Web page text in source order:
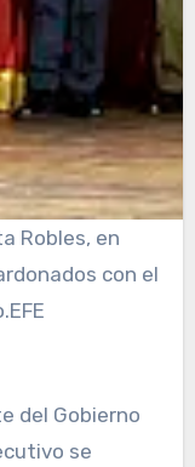
Robles, en
con el
EFE
se